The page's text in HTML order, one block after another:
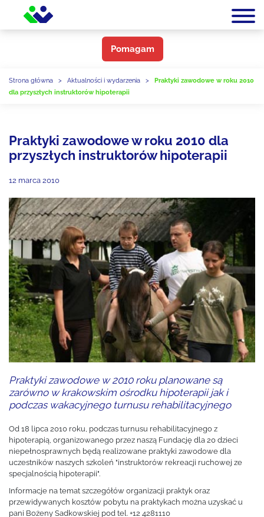
Pomagam
Strona główna > Aktualności i wydarzenia >
Praktyki zawodowe w roku 2010
dla przyszłych instruktorów hipoterapii
Praktyki zawodowe w roku 2010 dla
przyszłych instruktorów hipoterapii
12 marca 2010
Praktyki zawodowe w 2010 roku planowane są
zarówno w krakowskim ośrodku hipoterapii jak i
podczas wakacyjnego turnusu rehabilitacyjnego
Od 18 lipca 2010 roku, podczas turnusu rehabilitacyjnego z
hipoterapią, organizowanego przez naszą Fundację dla 20 dzieci
niepełnosprawnych będą realizowane praktyki zawodowe dla
uczestników naszych szkoleń "instruktorów rekreacji ruchowej ze
specjalnością hipoterapii".
Informacje na temat szczegółów organizacji praktyk oraz
przewidywanych kosztów pobytu na praktykach można uzyskać u
pani Bożeny Sadkowskiej pod tel. +12 4281110